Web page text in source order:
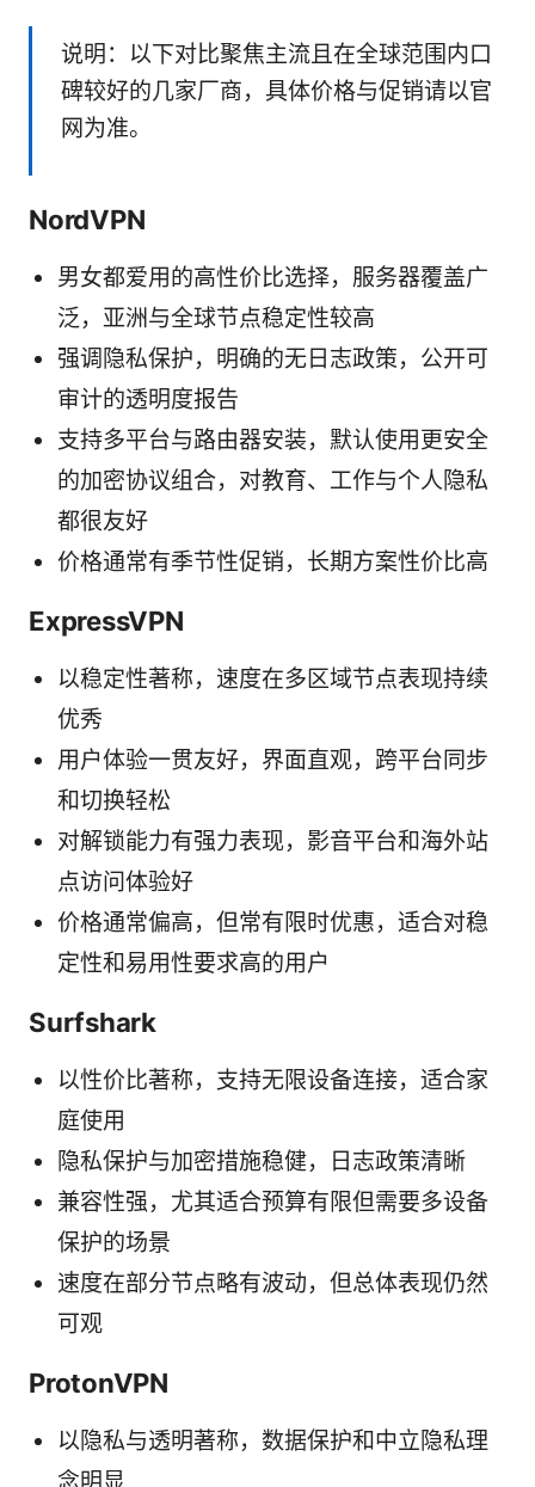
说明：以下对比聚焦主流且在全球范围内口
碑较好的几家厂商，具体价格与促销请以官
网为准。
NordVPN
男女都爱用的高性价比选择，服务器覆盖广
泛，亚洲与全球节点稳定性较高
强调隐私保护，明确的无日志政策，公开可
审计的透明度报告
支持多平台与路由器安装，默认使用更安全
的加密协议组合，对教育、工作与个人隐私
都很友好
价格通常有季节性促销，长期方案性价比高
ExpressVPN
以稳定性著称，速度在多区域节点表现持续
优秀
用户体验一贯友好，界面直观，跨平台同步
和切换轻松
对解锁能力有强力表现，影音平台和海外站
点访问体验好
价格通常偏高，但常有限时优惠，适合对稳
定性和易用性要求高的用户
Surfshark
以性价比著称，支持无限设备连接，适合家
庭使用
隐私保护与加密措施稳健，日志政策清晰
兼容性强，尤其适合预算有限但需要多设备
保护的场景
速度在部分节点略有波动，但总体表现仍然
可观
ProtonVPN
以隐私与透明著称，数据保护和中立隐私理